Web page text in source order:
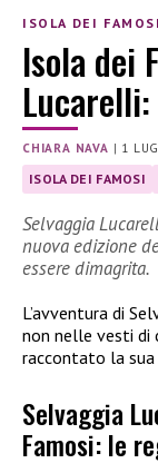
ISOLA DEI FAMOSI
Isola dei
CHIARA NAVA | 1
ISOLA DEI FAMOSI
Selvaggia
nuova edizione
essere dimagrita.
L’avventura di
non nelle vesti di
raccontato la sua
Selvaggia
Famosi: le